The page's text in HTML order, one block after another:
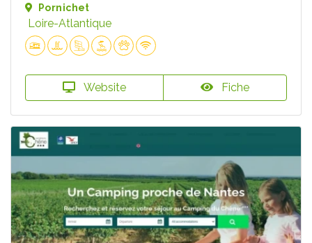
Pornichet
Loire-Atlantique
Website Fiche